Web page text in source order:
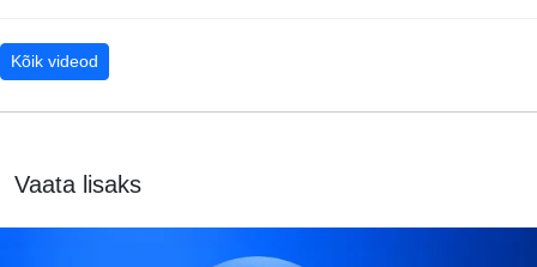
Kõik videod
Vaata lisaks